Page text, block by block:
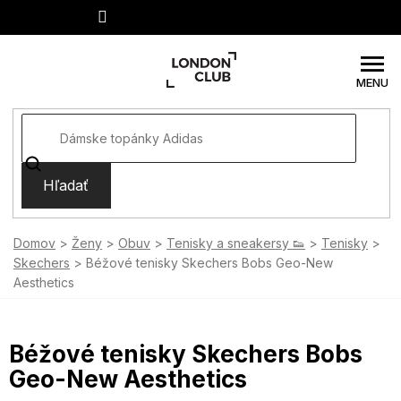
Hľadať
Domov Ženy Obuv Tenisky a sneakersy 👟
Tenisky
Skechers
Béžové tenisky Skechers Bobs Geo-New
Aesthetics
Béžové tenisky Skechers Bobs
Geo-New Aesthetics